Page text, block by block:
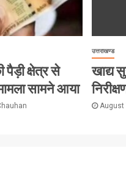
क्षेत्र से
सामने आया
उत्तराखण्ड
खाद्य
August